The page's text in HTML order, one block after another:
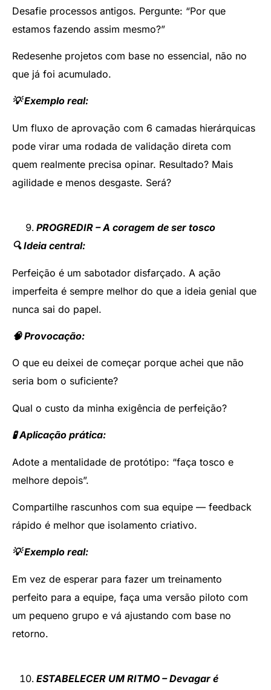
Desafie processos antigos. Pergunte: “Por que
estamos fazendo assim mesmo?”
Redesenhe projetos com base no essencial, não no
que já foi acumulado.
💡 Exemplo real:
Um fluxo de aprovação com 6 camadas hierárquicas
pode virar uma rodada de validação direta com
quem realmente precisa opinar. Resultado? Mais
agilidade e menos desgaste. Será?
PROGREDIR – A coragem de ser tosco
🔍 Ideia central:
Perfeição é um sabotador disfarçado. A ação
imperfeita é sempre melhor do que a ideia genial que
nunca sai do papel.
🧠 Provocação:
O que eu deixei de começar porque achei que não
seria bom o suficiente?
Qual o custo da minha exigência de perfeição?
🧪 Aplicação prática:
Adote a mentalidade de protótipo: “faça tosco e
melhore depois”.
Compartilhe rascunhos com sua equipe — feedback
rápido é melhor que isolamento criativo.
💡 Exemplo real:
Em vez de esperar para fazer um treinamento
perfeito para a equipe, faça uma versão piloto com
um pequeno grupo e vá ajustando com base no
retorno.
ESTABELECER UM RITMO – Devagar é